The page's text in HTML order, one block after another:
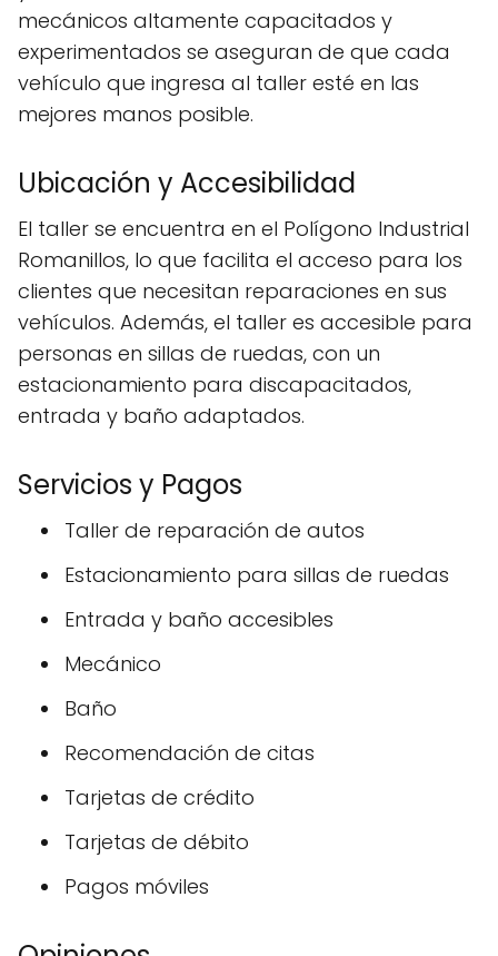
mecánicos altamente capacitados y
experimentados se aseguran de que cada
vehículo que ingresa al taller esté en las
mejores manos posible.
Ubicación y Accesibilidad
El taller se encuentra en el Polígono Industrial
Romanillos, lo que facilita el acceso para los
clientes que necesitan reparaciones en sus
vehículos. Además, el taller es accesible para
personas en sillas de ruedas, con un
estacionamiento para discapacitados,
entrada y baño adaptados.
Servicios y Pagos
Taller de reparación de autos
Estacionamiento para sillas de ruedas
Entrada y baño accesibles
Mecánico
Baño
Recomendación de citas
Tarjetas de crédito
Tarjetas de débito
Pagos móviles